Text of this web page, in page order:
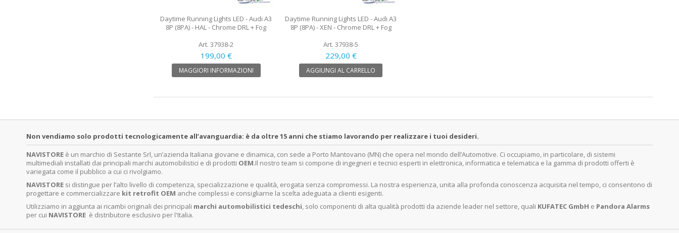
Daytime Running Lights LED - Audi A3
8P (8PA) - HAL - Chrome DRL + Fog
Art. 37938-2
199,00 €
MAGGIORI INFORMAZIONI
Daytime Running Lights LED - Audi A3
8P (8PA) - XEN - Chrome DRL + Fog
Art. 37938-5
229,00 €
AGGIUNGI AL CARRELLO
Non vendiamo solo prodotti tecnologicamente all’avanguardia: è da oltre 15 anni che stiamo lavorando per realizzare i tuoi desideri.
NAVISTORE è un marchio di Sestante Srl, un’azienda Italiana giovane e dinamica, con sede a Porto Mantovano (MN) che opera nel mondo dell’Automotive. Ci occupiamo, in particolare, di sistemi
multimediali installati dai principali marchi automobilistici e di prodotti OEM.Il nostro team si compone di ingegneri e tecnici esperti in elettronica, informatica e telematica e la gamma di prodotti offerti è
variegata come il pubblico a cui ci rivolgiamo.
NAVISTORE si distingue per l’alto livello di competenza, specializzazione e qualità, erogata senza compromessi. La nostra esperienza, unita alla profonda conoscenza acquisita nel tempo, ci consentono di
progettare e commercializzare kit retrofit OEM anche complessi e consigliarne la scelta adeguata a clienti esigenti.
Utilizziamo in aggiunta ai ricambi originali dei principali marchi automobilistici tedeschi, solo componenti di alta qualità prodotti da aziende leader nel settore, quali KUFATEC GmbH e Pandora Alarms
per cui NAVISTORE è distributore esclusivo per l'Italia.